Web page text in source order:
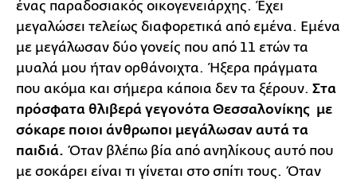
ένας παραδοσιακός οικογενειάρχης. Έχει
μεγαλώσει τελείως διαφορετικά από εμένα. Εμένα
με μεγάλωσαν δύο γονείς που από 11 ετών τα
μυαλά μου ήταν ορθάνοιχτα. Ήξερα πράγματα
που ακόμα και σήμερα κάποια δεν τα ξέρουν. Στα
πρόσφατα θλιβερά γεγονότα Θεσσαλονίκης με
σόκαρε ποιοι άνθρωποι μεγάλωσαν αυτά τα
παιδιά. Όταν βλέπω βία από ανηλίκους αυτό που
με σοκάρει είναι τι γίνεται στο σπίτι τους. Όταν